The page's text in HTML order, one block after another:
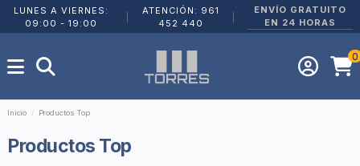
LUNES A VIERNES:
09:00 - 19:00
ATENCIÓN: 961
452 440
ENVÍO GRATUITO
EN 24 HORAS
0
Inicio Productos Top
Productos Top